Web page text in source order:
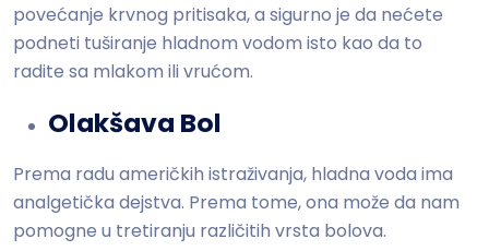
povećanje krvnog pritisaka, a sigurno je da nećete
podneti tuširanje hladnom vodom isto kao da to
radite sa mlakom ili vrućom.
Olakšava Bol
Prema radu američkih istraživanja, hladna voda ima
analgetička dejstva. Prema tome, ona može da nam
pomogne u tretiranju različitih vrsta bolova.